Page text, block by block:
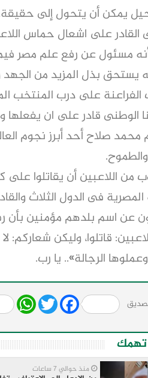
يمكن أن يتحول إلى
القادر على اشعال حماس
مسئول عن رفع علم مصر
يستحق بذل المزيد من الجهد
على درب المنتخب
الوطنى قادر على ان
محمد صلاح أحد أبرز نجوم
من اللاعبين أن يقاتلوا
المصرية فى الدول الثلاث
عن اسم بلدهم مؤمنين بأن
قاتلوا، وليكن
الرجالة».. يا رب.
WhatsApp
Twitter Facebook
تهمك
منذ حوالي 7 ساعات